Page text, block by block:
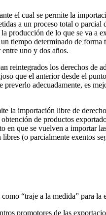
el cual se permite la
a un proceso total o
de lo que se va a
tiempo determinado de
uno y dos años.
los derechos de
que el anterior desde el
adecuadamente, es
la importación libre de
de productos
que se vuelven a importar
(o parcialmente exentos
“traje a la medida” para
promotores de las